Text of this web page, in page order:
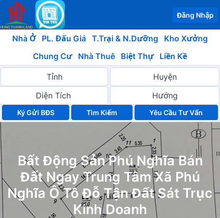
Đăng Nhập
Nhà Ở PL. Đấu Giá T.Trại & N.Dưỡng
Kho Xưởng
Chung Cư
Nhà Thuê Biệt Thự Liền Kề
Ký Gửi BĐS Yêu Cầu Tư Vấn
Bất Động Sản Phú Nghĩa Bán
Đất Ngay Trung Tâm Xã Phú
Nghĩa Ô Tô Đỗ Tận Đất Sát Trục
Kinh Doanh